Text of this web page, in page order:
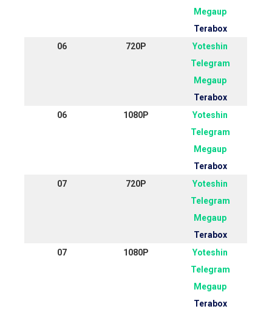
Megaup
Terabox
06
720P
Yoteshin
Telegram
Megaup
Terabox
06
1080P
Yoteshin
Telegram
Megaup
Terabox
07
720P
Yoteshin
Telegram
Megaup
Terabox
07
1080P
Yoteshin
Telegram
Megaup
Terabox